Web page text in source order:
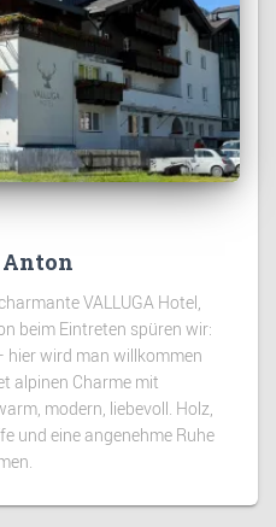
Anton
VALLUGA Hotel,
beim Eintreten spüren wir:
hier wird man willkommen
alpinen Charme mit
modern, liebevoll. Holz,
und eine angenehme Ruhe